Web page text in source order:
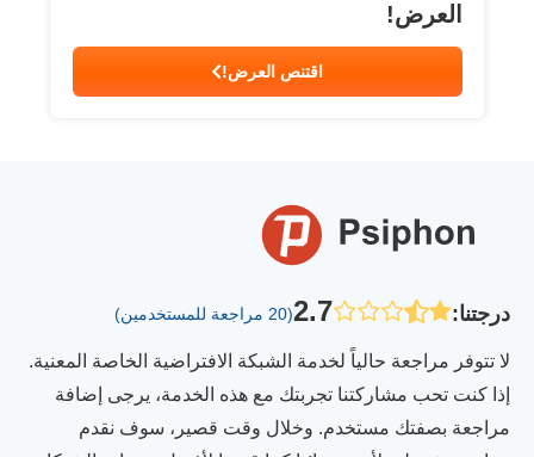
العرض!
اقتنص العرض!
درجتنا:
2.7(20 مراجعة للمستخدمين)
لا تتوفر مراجعة حالياً لخدمة الشبكة الافتراضية الخاصة المعنية.
إذا كنت تحب مشاركتنا تجربتك مع هذه الخدمة، يرجى إضافة
مراجعة بصفتك مستخدم. وخلال وقت قصير، سوف نقدم